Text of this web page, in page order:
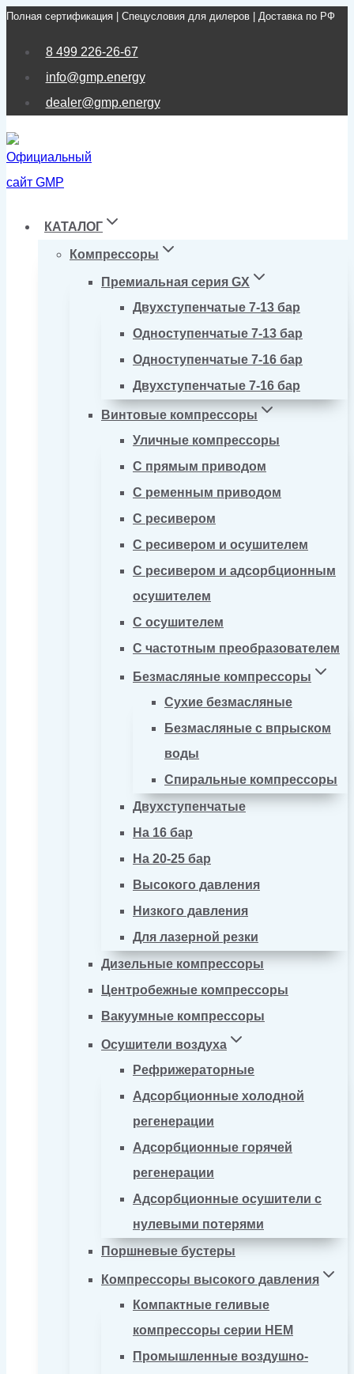
Перейти
Полная сертификация | Спецусловия для дилеров | Доставка по РФ
8 499 226-26-67
info@gmp.energy
dealer@gmp.energy
КАТАЛОГ
Компрессоры
Премиальная серия GX
Двухступенчатые 7-13 бар
Одноступенчатые 7-13 бар
Одноступенчатые 7-16 бар
Двухступенчатые 7-16 бар
Винтовые компрессоры
Уличные компрессоры
С прямым приводом
С ременным приводом
С ресивером
С ресивером и осушителем
С ресивером и адсорбционным
осушителем
С осушителем
С частотным преобразователем
Безмасляные компрессоры
Сухие безмасляные
Безмасляные с впрыском
воды
Спиральные компрессоры
Двухступенчатые
На 16 бар
На 20-25 бар
Высокого давления
Низкого давления
Для лазерной резки
Дизельные компрессоры
Центробежные компрессоры
Вакуумные компрессоры
Осушители воздуха
Рефрижераторные
Адсорбционные холодной
регенерации
Адсорбционные горячей
регенерации
Адсорбционные осушители с
нулевыми потерями
Поршневые бустеры
Компрессоры высокого давления
Компактные геливые
компрессоры серии HEM
Промышленные воздушно-